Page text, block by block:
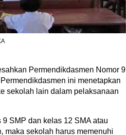
Permendikdasmen Nomor 9
ini menetapkan
sekolah lain dalam pelaksanaan
SMP dan kelas 12 SMA atau
maka sekolah harus memenuhi